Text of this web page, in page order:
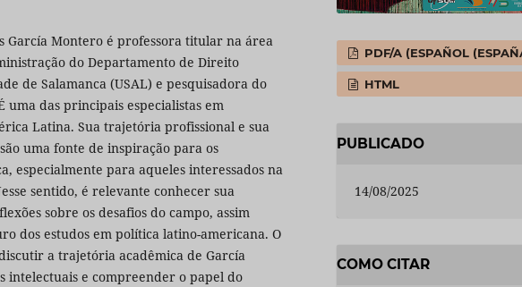
García Montero é professora titular na área
do Departamento de Direito
de Salamanca (USAL) e pesquisadora do
das principais especialistas em
Latina. Sua trajetória profissional e sua
uma fonte de inspiração para os
especialmente para aqueles interessados na
sentido, é relevante conhecer sua
sobre os desafios do campo, assim
dos estudos em política latino-americana. O
a trajetória acadêmica de García
intelectuais e compreender o papel do
PDF/A (ESPAÑOL
HTML
PUBLICADO
14/08/2025
COMO CITAR